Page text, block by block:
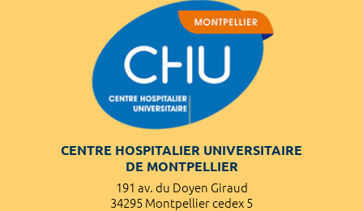
CENTRE HOSPITALIER UNIVERSITAIRE
DE MONTPELLIER
191 av. du Doyen Giraud
34295 Montpellier cedex 5